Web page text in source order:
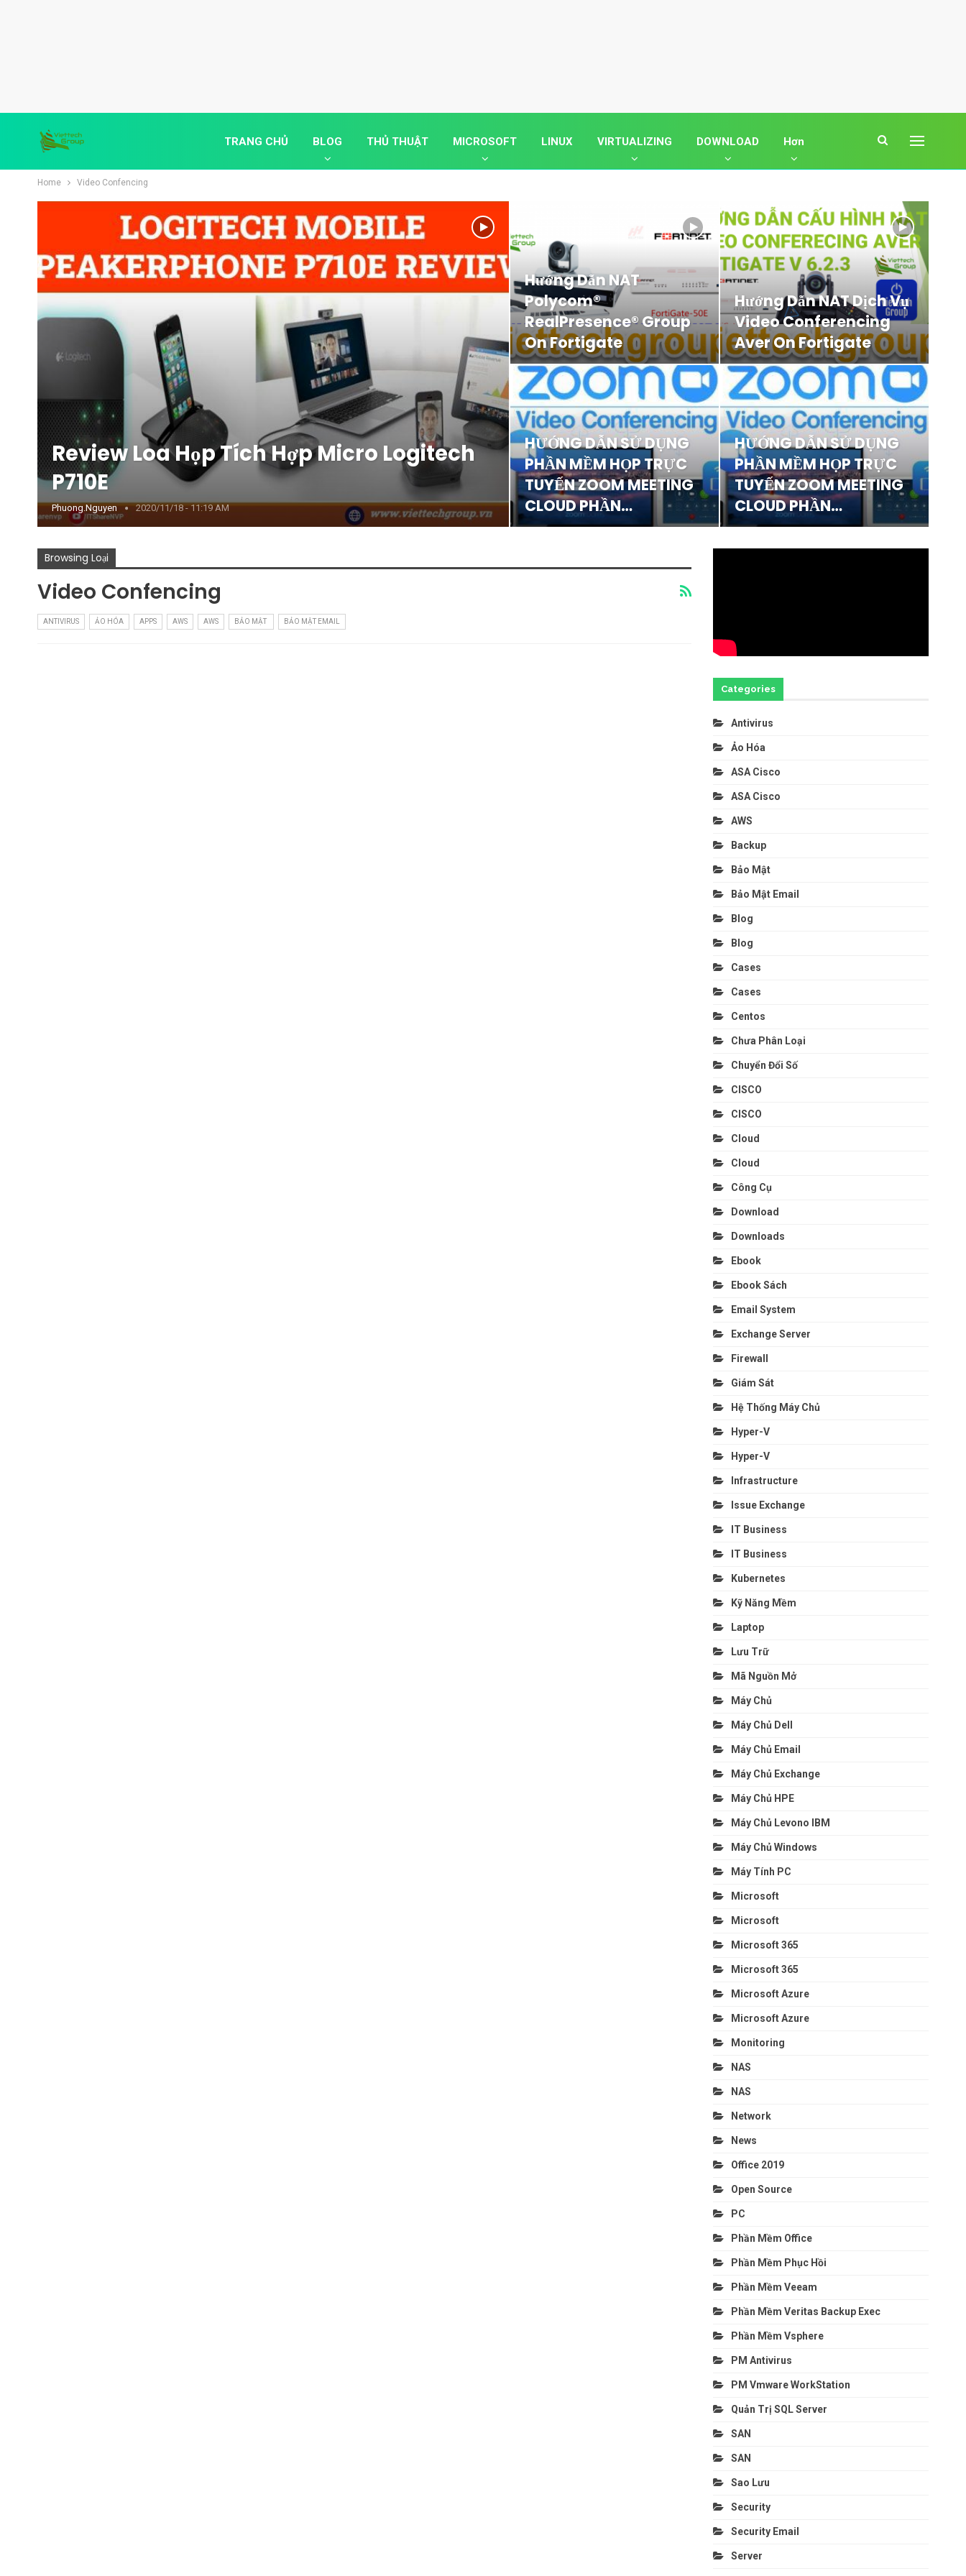
TRANG CHỦ BLOG THỦ THUẬT MICROSOFT LINUX VIRTUALIZING DOWNLOAD Hơn
Home Video Confencing
Review Loa Họp Tích Hợp Micro Logitech
P710E
Phuong.nguyen 2020/11/18 - 11:19 AM
Hướng Dẫn NAT
Polycom®
RealPresence® Group
On Fortigate
Hướng Dẫn NAT Dịch Vụ
Video Conferencing
Aver On Fortigate
HƯỚNG DẪN SỬ DỤNG
PHẦN MỀM HỌP TRỰC
TUYẾN ZOOM MEETING
CLOUD PHẦN…
HƯỚNG DẪN SỬ DỤNG
PHẦN MỀM HỌP TRỰC
TUYẾN ZOOM MEETING
CLOUD PHẦN…
Browsing Loại
Video Confencing
ANTIVIRUS ẢO HÓA APPS AWS AWS BẢO MẬT BẢO MẬT EMAIL
Categories
Antivirus
Ảo Hóa
ASA Cisco
ASA Cisco
AWS
Backup
Bảo Mật
Bảo Mật Email
Blog
Blog
Cases
Cases
Centos
Chưa Phân Loại
Chuyển Đổi Số
CISCO
CISCO
Cloud
Cloud
Công Cụ
Download
Downloads
Ebook
Ebook Sách
Email System
Exchange Server
Firewall
Giám Sát
Hệ Thống Máy Chủ
Hyper-V
Hyper-V
Infrastructure
Issue Exchange
IT Business
IT Business
Kubernetes
Kỹ Năng Mềm
Laptop
Lưu Trữ
Mã Nguồn Mở
Máy Chủ
Máy Chủ Dell
Máy Chủ Email
Máy Chủ Exchange
Máy Chủ HPE
Máy Chủ Levono IBM
Máy Chủ Windows
Máy Tính PC
Microsoft
Microsoft
Microsoft 365
Microsoft 365
Microsoft Azure
Microsoft Azure
Monitoring
NAS
NAS
Network
News
Office 2019
Open Source
PC
Phần Mềm Office
Phần Mềm Phục Hồi
Phần Mềm Veeam
Phần Mềm Veritas Backup Exec
Phần Mềm Vsphere
PM Antivirus
PM Vmware WorkStation
Quản Trị SQL Server
SAN
SAN
Sao Lưu
Security
Security Email
Server